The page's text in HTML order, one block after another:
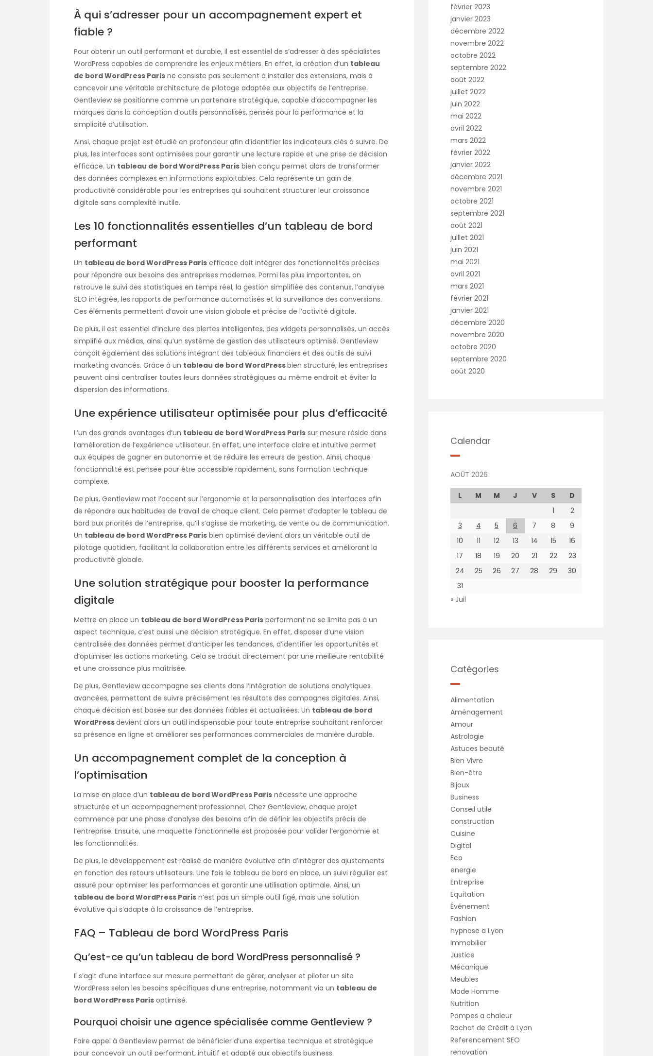
À qui s’adresser pour un accompagnement expert et
fiable ?
Pour obtenir un outil performant et durable, il est essentiel de s’adresser à des spécialistes
WordPress capables de comprendre les enjeux métiers. En effet, la création d’un tableau
de bord WordPress Paris ne consiste pas seulement à installer des extensions, mais à
concevoir une véritable architecture de pilotage adaptée aux objectifs de l’entreprise.
Gentleview se positionne comme un partenaire stratégique, capable d’accompagner les
marques dans la conception d’outils personnalisés, pensés pour la performance et la
simplicité d’utilisation.
Ainsi, chaque projet est étudié en profondeur afin d’identifier les indicateurs clés à suivre. De
plus, les interfaces sont optimisées pour garantir une lecture rapide et une prise de décision
efficace. Un tableau de bord WordPress Paris bien conçu permet alors de transformer
des données complexes en informations exploitables. Cela représente un gain de
productivité considérable pour les entreprises qui souhaitent structurer leur croissance
digitale sans complexité inutile.
Les 10 fonctionnalités essentielles d’un tableau de bord
performant
Un tableau de bord WordPress Paris efficace doit intégrer des fonctionnalités précises
pour répondre aux besoins des entreprises modernes. Parmi les plus importantes, on
retrouve le suivi des statistiques en temps réel, la gestion simplifiée des contenus, l’analyse
SEO intégrée, les rapports de performance automatisés et la surveillance des conversions.
Ces éléments permettent d’avoir une vision globale et précise de l’activité digitale.
De plus, il est essentiel d’inclure des alertes intelligentes, des widgets personnalisés, un accès
simplifié aux médias, ainsi qu’un système de gestion des utilisateurs optimisé. Gentleview
conçoit également des solutions intégrant des tableaux financiers et des outils de suivi
marketing avancés. Grâce à un tableau de bord WordPressbien structuré, les entreprises
peuvent ainsi centraliser toutes leurs données stratégiques au même endroit et éviter la
dispersion des informations.
Une expérience utilisateur optimisée pour plus d’efficacité
L’un des grands avantages d’un tableau de bord WordPress Paris sur mesure réside dans
l’amélioration de l’expérience utilisateur. En effet, une interface claire et intuitive permet
aux équipes de gagner en autonomie et de réduire les erreurs de gestion. Ainsi, chaque
fonctionnalité est pensée pour être accessible rapidement, sans formation technique
complexe.
De plus, Gentleview met l’accent sur l’ergonomie et la personnalisation des interfaces afin
de répondre aux habitudes de travail de chaque client. Cela permet d’adapter le tableau de
bord aux priorités de l’entreprise, qu’il s’agisse de marketing, de vente ou de communication.
Un tableau de bord WordPress Paris bien optimisé devient alors un véritable outil de
pilotage quotidien, facilitant la collaboration entre les différents services et améliorant la
productivité globale.
Une solution stratégique pour booster la performance
digitale
Mettre en place un tableau de bord WordPress Paris performant ne se limite pas à un
aspect technique, c’est aussi une décision stratégique. En effet, disposer d’une vision
centralisée des données permet d’anticiper les tendances, d’identifier les opportunités et
d’optimiser les actions marketing. Cela se traduit directement par une meilleure rentabilité
et une croissance plus maîtrisée.
De plus, Gentleview accompagne ses clients dans l’intégration de solutions analytiques
avancées, permettant de suivre précisément les résultats des campagnes digitales. Ainsi,
chaque décision est basée sur des données fiables et actualisées. Un tableau de bord
WordPressdevient alors un outil indispensable pour toute entreprise souhaitant renforcer
sa présence en ligne et améliorer ses performances commerciales de manière durable.
Un accompagnement complet de la conception à
l’optimisation
La mise en place d’un tableau de bord WordPress Paris nécessite une approche
structurée et un accompagnement professionnel. Chez Gentleview, chaque projet
commence par une phase d’analyse des besoins afin de définir les objectifs précis de
l’entreprise. Ensuite, une maquette fonctionnelle est proposée pour valider l’ergonomie et
les fonctionnalités.
De plus, le développement est réalisé de manière évolutive afin d’intégrer des ajustements
en fonction des retours utilisateurs. Une fois le tableau de bord en place, un suivi régulier est
assuré pour optimiser les performances et garantir une utilisation optimale. Ainsi, un
tableau de bord WordPress Paris n’est pas un simple outil figé, mais une solution
évolutive qui s’adapte à la croissance de l’entreprise.
FAQ – Tableau de bord WordPress Paris
Qu’est-ce qu’un tableau de bord WordPress personnalisé ?
Il s’agit d’une interface sur mesure permettant de gérer, analyser et piloter un site
WordPress selon les besoins spécifiques d’une entreprise, notamment via un tableau de
bord WordPress Paris optimisé.
Pourquoi choisir une agence spécialisée comme Gentleview ?
Faire appel à Gentleview permet de bénéficier d’une expertise technique et stratégique
pour concevoir un outil performant, intuitif et adapté aux objectifs business.
février 2023
janvier 2023
décembre 2022
novembre 2022
octobre 2022
septembre 2022
août 2022
juillet 2022
juin 2022
mai 2022
avril 2022
mars 2022
février 2022
janvier 2022
décembre 2021
novembre 2021
octobre 2021
septembre 2021
août 2021
juillet 2021
juin 2021
mai 2021
avril 2021
mars 2021
février 2021
janvier 2021
décembre 2020
novembre 2020
octobre 2020
septembre 2020
août 2020
Calendar
AOÛT 2026
L M M J V S
D
1
2
3
4 5 6 7 8
9
10
11 12 13 14 15
16
17
18 19 20 21 22
23
24
25 26 27 28 29
30
31
« Juil
Catégories
Alimentation
Aménagement
Amour
Astrologie
Astuces beauté
Bien Vivre
Bien-être
Bijoux
Business
Conseil utile
construction
Cuisine
Digital
Eco
energie
Entreprise
Equitation
Événement
Fashion
hypnose a Lyon
Immobilier
Justice
Mécanique
Meubles
Mode Homme
Nutrition
Pompes a chaleur
Rachat de Crédit à Lyon
Referencement SEO
renovation